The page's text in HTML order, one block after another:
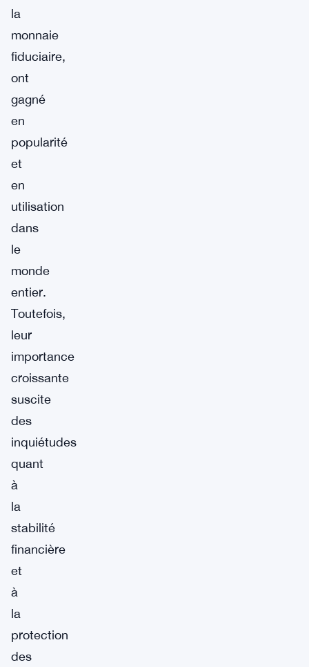
la
monnaie
fiduciaire,
ont
gagné
en
popularité
et
en
utilisation
dans
le
monde
entier.
Toutefois,
leur
importance
croissante
suscite
des
inquiétudes
quant
à
la
stabilité
financière
et
à
la
protection
des